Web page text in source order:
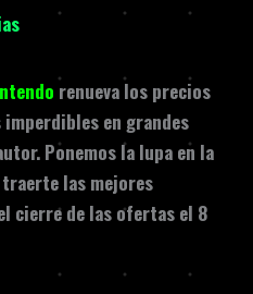
renueva los precios
en grandes
Ponemos la lupa en la
las mejores
cierre de las ofertas el 8